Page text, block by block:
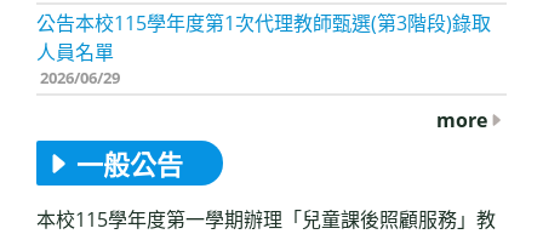
公告本校115學年度第1次代理教師甄選(第3階段)錄取
人員名單
2026/06/29
more
一般公告
本校115學年度第一學期辦理「兒童課後照顧服務」教